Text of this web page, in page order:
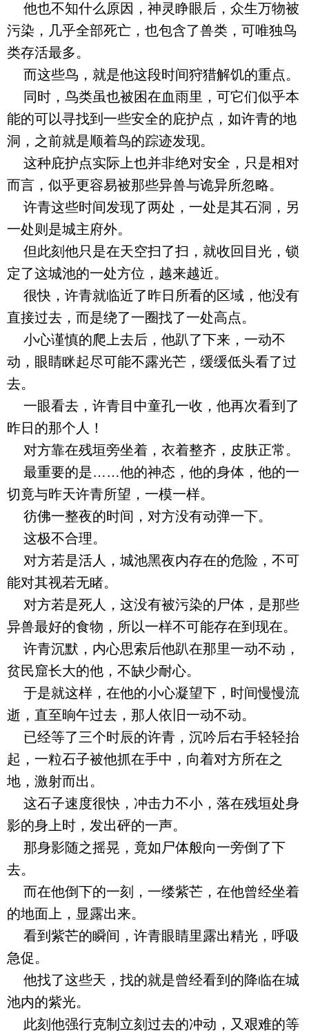
他也不知什么原因，神灵睁眼后，众生万物被
污染，几乎全部死亡，也包含了兽类，可唯独鸟
类存活最多。
而这些鸟，就是他这段时间狩猎解饥的重点。
同时，鸟类虽也被困在血雨里，可它们似乎本
能的可以寻找到一些安全的庇护点，如许青的地
洞，之前就是顺着鸟的踪迹发现。
这种庇护点实际上也并非绝对安全，只是相对
而言，似乎更容易被那些异兽与诡异所忽略。
许青这些时间发现了两处，一处是其石洞，另
一处则是城主府外。
但此刻他只是在天空扫了扫，就收回目光，锁
定了这城池的一处方位，越来越近。
很快，许青就临近了昨日所看的区域，他没有
直接过去，而是绕了一圈找了一处高点。
小心谨慎的爬上去后，他趴了下来，一动不
动，眼睛眯起尽可能不露光芒，缓缓低头看了过
去。
一眼看去，许青目中童孔一收，他再次看到了
昨日的那个人！
对方靠在残垣旁坐着，衣着整齐，皮肤正常。
最重要的是……他的神态，他的身体，他的一
切竟与昨天许青所望，一模一样。
彷佛一整夜的时间，对方没有动弹一下。
这极不合理。
对方若是活人，城池黑夜内存在的危险，不可
能对其视若无睹。
对方若是死人，这没有被污染的尸体，是那些
异兽最好的食物，所以一样不可能存在到现在。
许青沉默，内心思索后他趴在那里一动不动，
贫民窟长大的他，不缺少耐心。
于是就这样，在他的小心凝望下，时间慢慢流
逝，直至晌午过去，那人依旧一动不动。
已经等了三个时辰的许青，沉吟后右手轻轻抬
起，一粒石子被他抓在手中，向着对方所在之
地，激射而出。
这石子速度很快，冲击力不小，落在残垣处身
影的身上时，发出砰的一声。
那身影随之摇晃，竟如尸体般向一旁倒了下
去。
而在他倒下的一刻，一缕紫芒，在他曾经坐着
的地面上，显露出来。
看到紫芒的瞬间，许青眼睛里露出精光，呼吸
急促。
他找了这些天，找的就是曾经看到的降临在城
池内的紫光。
此刻他强行克制立刻过去的冲动，又艰难的等